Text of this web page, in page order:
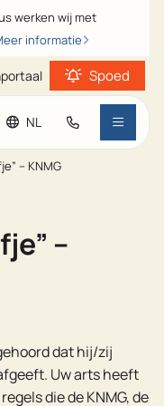
werken wij met
informatie
Spoed
NL
– KNMG
–
dat hij/zij
Uw arts heeft
die de KNMG, de